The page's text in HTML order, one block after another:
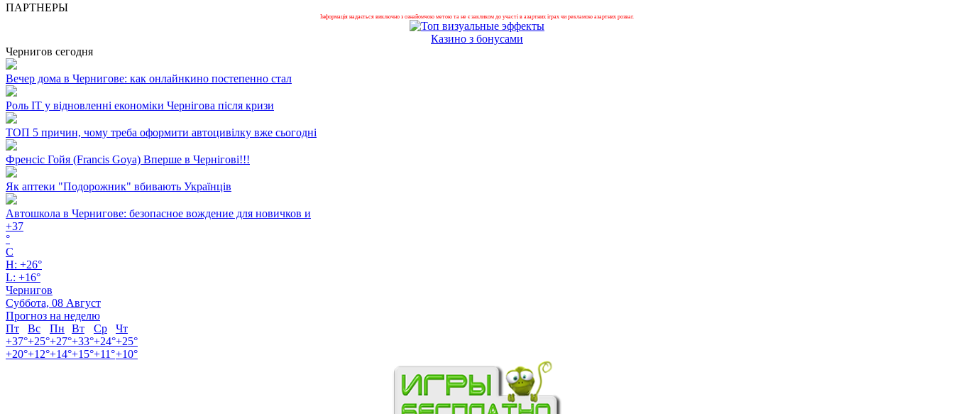
ПАРТНЕРЫ
Інформація надається виключно з ознайомчою метою та не є закликом до участі в азартних іграх чи рекламою азартних розваг.
Казино з бонусами
Чернигов сегодня
Вечер дома в Чернигове: как онлайнкино постепенно стал
Роль ІТ у відновленні економіки Чернігова після кризи
ТОП 5 причин, чому треба оформити автоцивілку вже сьогодні
Френсіс Гойя (Francis Goya) Вперше в Чернігові!!!
Як аптеки "Подорожник" вбивають Українців
Автошкола в Чернигове: безопасное вождение для новичков и
+37
°
C
H: +26°
L: +16°
Чернигов
Суббота, 08 Август
Прогноз на неделю
Пт
Вс Пн Вт Ср
Чт
+37°+25°+27°+33°+24°+25°
+20°+12°+14°+15°+11°+10°